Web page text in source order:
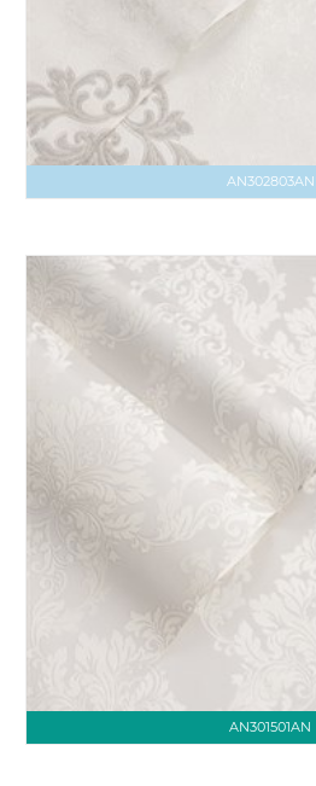
AN302803AN
AN301501AN